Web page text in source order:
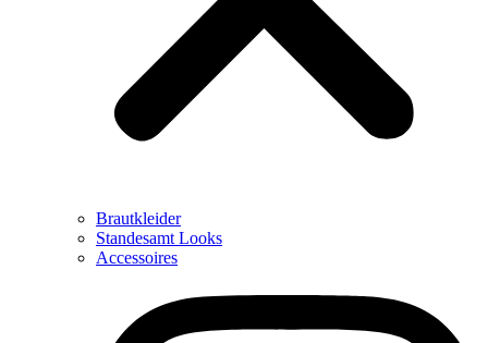
Brautkleider
Standesamt Looks
Accessoires